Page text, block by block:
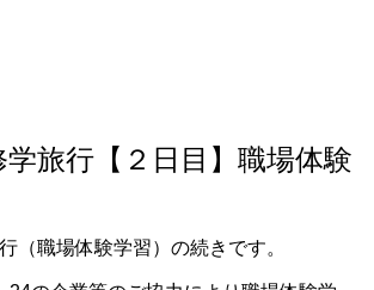
旅行【２日目】職場体験
（職場体験学習）の続きです。